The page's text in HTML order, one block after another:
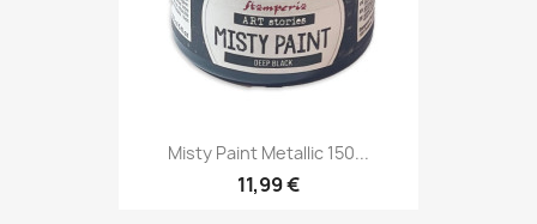
Misty Paint Metallic 150...
11,99 €